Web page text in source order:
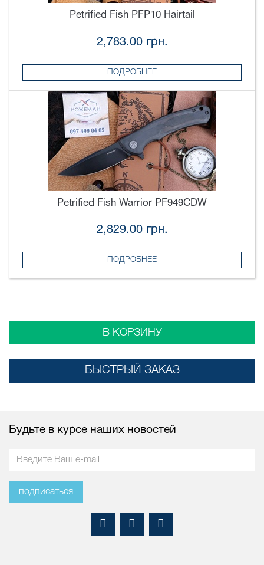
Petrified Fish PFP10 Hairtail
2,783.00 грн.
ПОДРОБНЕЕ
Petrified Fish Warrior PF949CDW
2,829.00 грн.
ПОДРОБНЕЕ
В КОРЗИНУ
БЫСТРЫЙ ЗАКАЗ
Будьте в курсе наших новостей
подписаться